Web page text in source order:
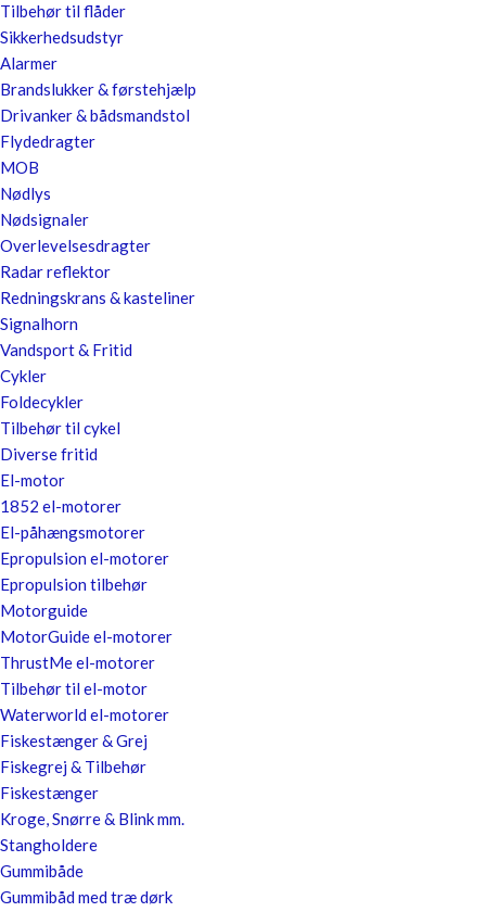
Tilbehør til flåder
Sikkerhedsudstyr
Alarmer
Brandslukker & førstehjælp
Drivanker & bådsmandstol
Flydedragter
MOB
Nødlys
Nødsignaler
Overlevelsesdragter
Radar reflektor
Redningskrans & kasteliner
Signalhorn
Vandsport & Fritid
Cykler
Foldecykler
Tilbehør til cykel
Diverse fritid
El-motor
1852 el-motorer
El-påhængsmotorer
Epropulsion el-motorer
Epropulsion tilbehør
Motorguide
MotorGuide el-motorer
ThrustMe el-motorer
Tilbehør til el-motor
Waterworld el-motorer
Fiskestænger & Grej
Fiskegrej & Tilbehør
Fiskestænger
Kroge, Snørre & Blink mm.
Stangholdere
Gummibåde
Gummibåd med træ dørk